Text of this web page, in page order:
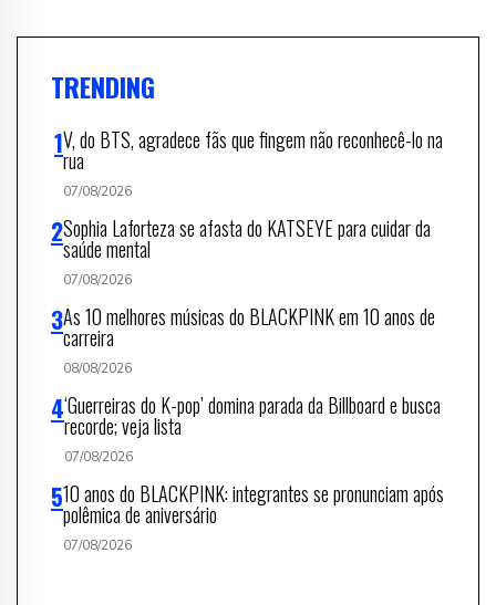
TRENDING
V, do BTS, agradece fãs que fingem não reconhecê-lo na
rua
07/08/2026
Sophia Laforteza se afasta do KATSEYE para cuidar da
saúde mental
07/08/2026
As 10 melhores músicas do BLACKPINK em 10 anos de
carreira
08/08/2026
‘Guerreiras do K-pop’ domina parada da Billboard e busca
recorde; veja lista
07/08/2026
10 anos do BLACKPINK: integrantes se pronunciam após
polêmica de aniversário
07/08/2026